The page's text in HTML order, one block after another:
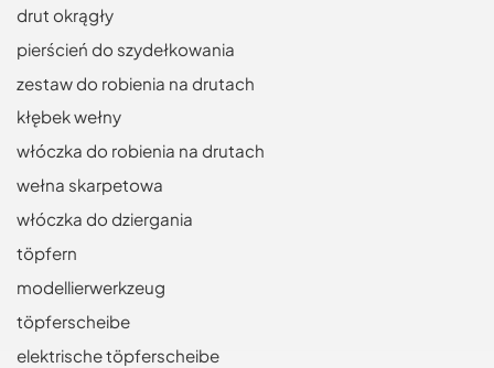
drut okrągły
pierścień do szydełkowania
zestaw do robienia na drutach
kłębek wełny
włóczka do robienia na drutach
wełna skarpetowa
włóczka do dziergania
töpfern
modellierwerkzeug
töpferscheibe
elektrische töpferscheibe